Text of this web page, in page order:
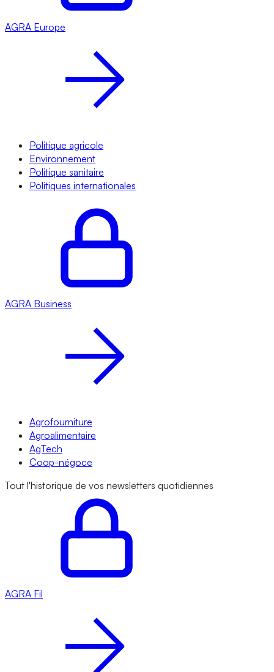
AGRA Europe
Politique agricole
Environnement
Politique sanitaire
Politiques internationales
AGRA Business
Agrofourniture
Agroalimentaire
AgTech
Coop-négoce
Tout l'historique de vos newsletters quotidiennes
AGRA Fil